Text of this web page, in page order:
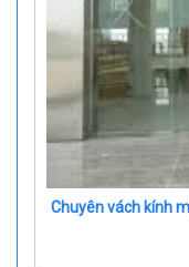
Chuyên vách kính